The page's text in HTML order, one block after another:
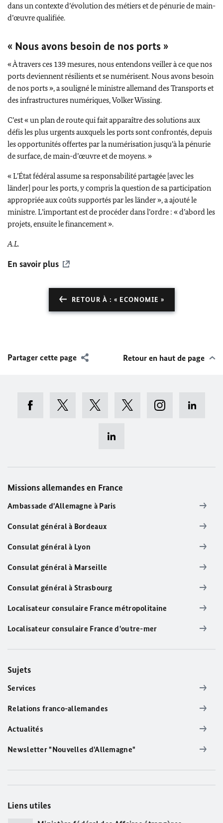
dans un contexte d’évolution des métiers et de pénurie de main-
d’œuvre qualifiée.
« Nous avons besoin de nos ports »
« À travers ces 139 mesures, nous entendons veiller à ce que nos
ports deviennent résilients et se numérisent. Nous avons besoin
de nos ports », a souligné le ministre allemand des Transports et
des infrastructures numériques,Volker Wissing.
C’est « un plan de route qui fait apparaître des solutions aux
défis les plus urgents auxquels les ports sont confrontés, depuis
les opportunités offertes par la numérisation jusqu’à la pénurie
de surface, de main-d’œuvre et de moyens. »
« L’État fédéral assume sa responsabilité partagée [avec les
länder] pour les ports, y compris la question de sa participation
appropriée aux coûts supportés par lesländer», a ajouté le
ministre. L’important est de procéder dans l’ordre : « d’abord les
projets, ensuite le financement ».
A.L.
En savoir plus
RETOUR À : « ECONOMIE »
Partager cette page Retour en haut de page
Missions allemandes en France
Ambassade d'Allemagne à Paris
Consulat général à Bordeaux
Consulat général à Lyon
Consulat général à Marseille
Consulat général à Strasbourg
Localisateur consulaire France métropolitaine
Localisateur consulaire France d'outre-mer
Sujets
Services
Relations franco-allemandes
Actualités
Newsletter "Nouvelles d'Allemagne"
Liens utiles